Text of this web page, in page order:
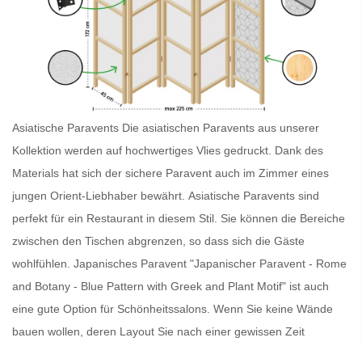
Asiatische Paravents Die asiatischen Paravents aus unserer
Kollektion werden auf hochwertiges Vlies gedruckt. Dank des
Materials hat sich der sichere Paravent auch im Zimmer eines
jungen Orient-Liebhaber bewährt. Asiatische Paravents sind
perfekt für ein Restaurant in diesem Stil. Sie können die Bereiche
zwischen den Tischen abgrenzen, so dass sich die Gäste
wohlfühlen. Japanisches Paravent "Japanischer Paravent - Rome
and Botany - Blue Pattern with Greek and Plant Motif" ist auch
eine gute Option für Schönheitssalons. Wenn Sie keine Wände
bauen wollen, deren Layout Sie nach einer gewissen Zeit